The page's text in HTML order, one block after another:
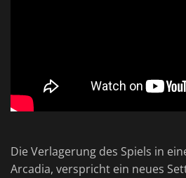
Die Verlagerung des Spiels in
Arcadia, verspricht ein neues